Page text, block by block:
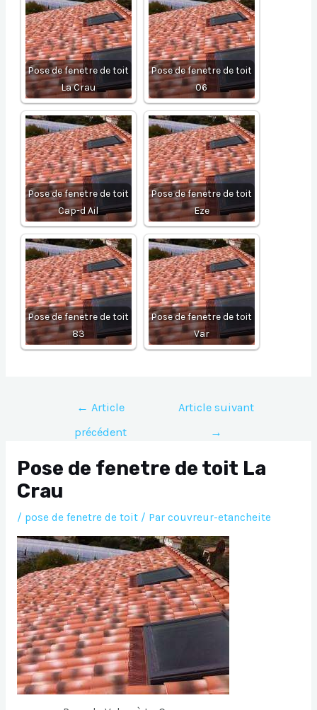
Pose de fenetre de toit
La Crau
Pose de fenetre de toit
06
Pose de fenetre de toit
Cap-d Ail
Pose de fenetre de toit
Eze
Pose de fenetre de toit
83
Pose de fenetre de toit
Var
l’article
← Article
précédent
Article suivant
→
Pose de fenetre de toit La
Crau
/ pose de fenetre de toit/ Par couvreur-etancheite